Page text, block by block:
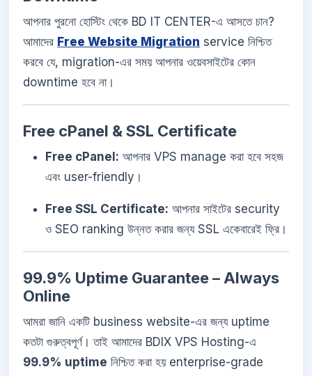
আপনার পুরনো হোস্টিং থেকে BD IT CENTER-এ আসতে চান?
আমাদের Free Website Migration service নিশ্চিত
করবে যে, migration-এর সময় আপনার ওয়েবসাইটের কোন
downtime হবে না।
Free cPanel & SSL Certificate
Free cPanel: আপনার VPS manage করা হবে সহজ
এবং user-friendly।
Free SSL Certificate: আপনার সাইটের security
ও SEO ranking উন্নত করার জন্য SSL একেবারেই ফ্রি।
99.9% Uptime Guarantee – Always
Online
আমরা জানি একটি business website-এর জন্য uptime
কতটা গুরুত্বপূর্ণ। তাই আমাদের BDIX VPS Hosting-এ
99.9% uptime নিশ্চিত করা হয় enterprise-grade